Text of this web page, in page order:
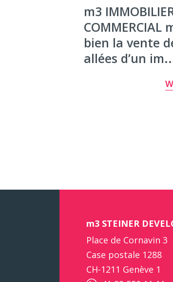
m3
COMMERCIAL
bien la vente
allées d’un
m3 STEINER
Place de Cornavin 3
Case postale 1288
CH-1211 Genève 1